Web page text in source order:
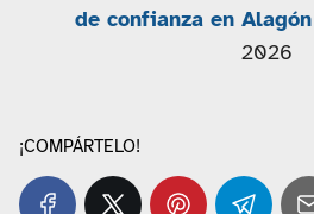
de confianza en
2026
¡COMPÁRTELO!